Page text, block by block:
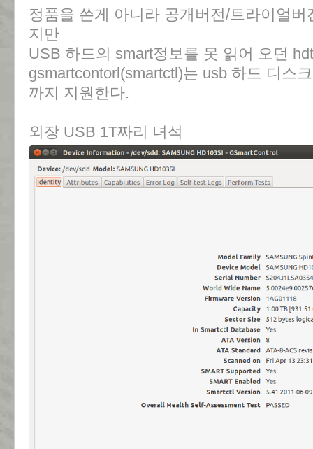
정품을 쓴게 아니라 공개버전/트라이얼
지만
USB 하드의 smart정보를 못 읽어 오던
gsmartcontorl(smartctl)는 usb 하드 디스
까지 지원한다.
외장 USB 1T짜리 녀석